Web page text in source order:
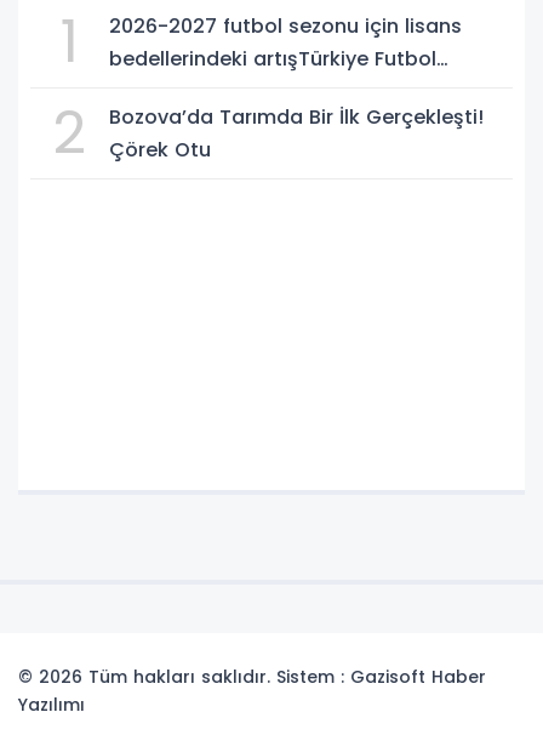
1
2026-2027 futbol sezonu için lisans
bedellerindeki artışTürkiye Futbol
2
Bozova’da Tarımda Bir İlk Gerçekleşti!
Çörek Otu
© 2026 Tüm hakları saklıdır. Sistem : Gazisoft Haber
Yazılımı